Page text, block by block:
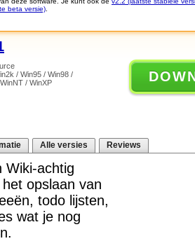
beta versie)
/ Win95 / Win98 /
/ WinXP
Alle versies Reviews
Wiki-achtig
opslaan van
todo lijsten,
wat je nog